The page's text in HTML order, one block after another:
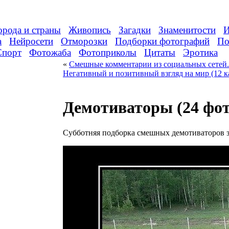
и страны Живопись Загадки Знаменитости
Нейросети Отморозки Подборки фотографий
Фотожаба Фотоприколы Цитаты Эротика
« Смешные комментарии из социальных
Негативный и позитивный взгляд на мир (12
Демотиваторы (24
Субботняя подборка смешных демотиваторов